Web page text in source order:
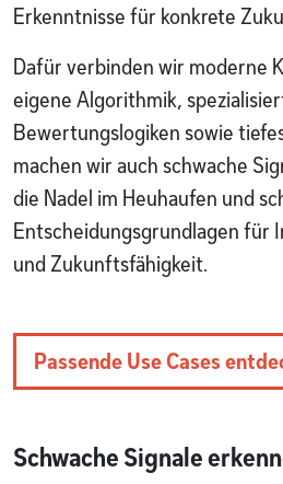
Erkenntnisse für konkrete
Dafür verbinden wir moderne
eigene Algorithmik,
Bewertungslogiken sowie
machen wir auch schwache
die Nadel im Heuhaufen und
Entscheidungsgrundlagen für
und Zukunftsfähigkeit.
Passende Use Cases
Schwache Signale